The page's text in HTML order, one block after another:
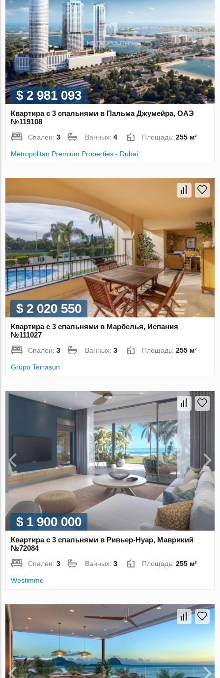
$ 2 981 093
Квартира с 3 спальнями в Пальма Джумейра, ОАЭ
№119108
Спален:3 Ванных:4 Площадь:255 м²
Metropolitan Premium Properties - Dubai
$ 2 020 550
Квартира с 3 спальнями в Марбелья, Испания
№111027
Спален:3 Ванных:3 Площадь:255 м²
Grupo Terrasun
$ 1 900 000
Квартира с 3 спальнями в Ривьер-Нуар, Маврикий
№72084
Спален:3 Ванных:3 Площадь:255 м²
Westimmo